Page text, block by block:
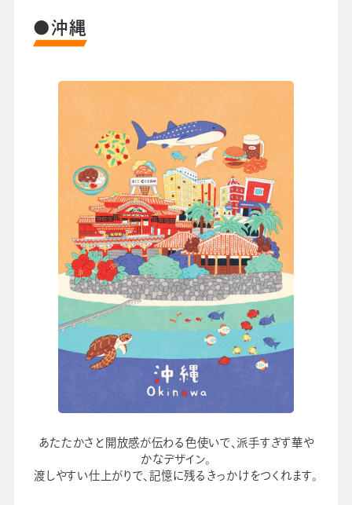
●沖縄
あたたかさと開放感が伝わる色使いで、派手すぎず華や
かなデザイン。
渡しやすい仕上がりで、記憶に残るきっかけをつくれます。